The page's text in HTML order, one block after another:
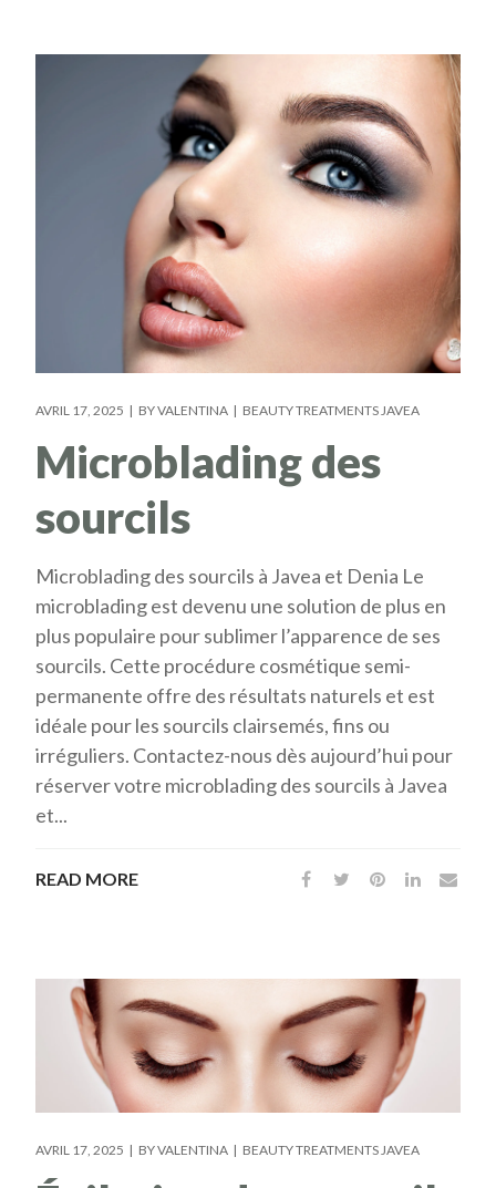
AVRIL 17, 2025 BYVALENTINA BEAUTY TREATMENTS JAVEA
Microblading des
sourcils
Microblading des sourcils à Javea et Denia Le
microblading est devenu une solution de plus en
plus populaire pour sublimer l’apparence de ses
sourcils. Cette procédure cosmétique semi-
permanente offre des résultats naturels et est
idéale pour les sourcils clairsemés, fins ou
irréguliers. Contactez-nous dès aujourd’hui pour
réserver votre microblading des sourcils à Javea
et...
READ MORE
AVRIL 17, 2025 BYVALENTINA BEAUTY TREATMENTS JAVEA